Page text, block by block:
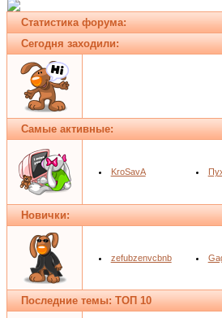
Статистика форума:
Сегодня заходили:
Самые активные:
KroSavA
Новички:
zefubzenvcbnb
Последние темы: ТОП 10